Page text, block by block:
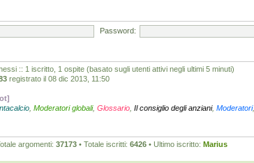
Password:
:: 1 iscritto, 1 ospite (basato sugli utenti attivi negli ultimi 5 minuti)
registrato il 08 dic 2013, 11:50
Moderatori globali, Glossario Il consiglio degli anziani, Moderatori,
argomenti: 37173 • Totale iscritti: 6426 • Ultimo iscritto: Marius